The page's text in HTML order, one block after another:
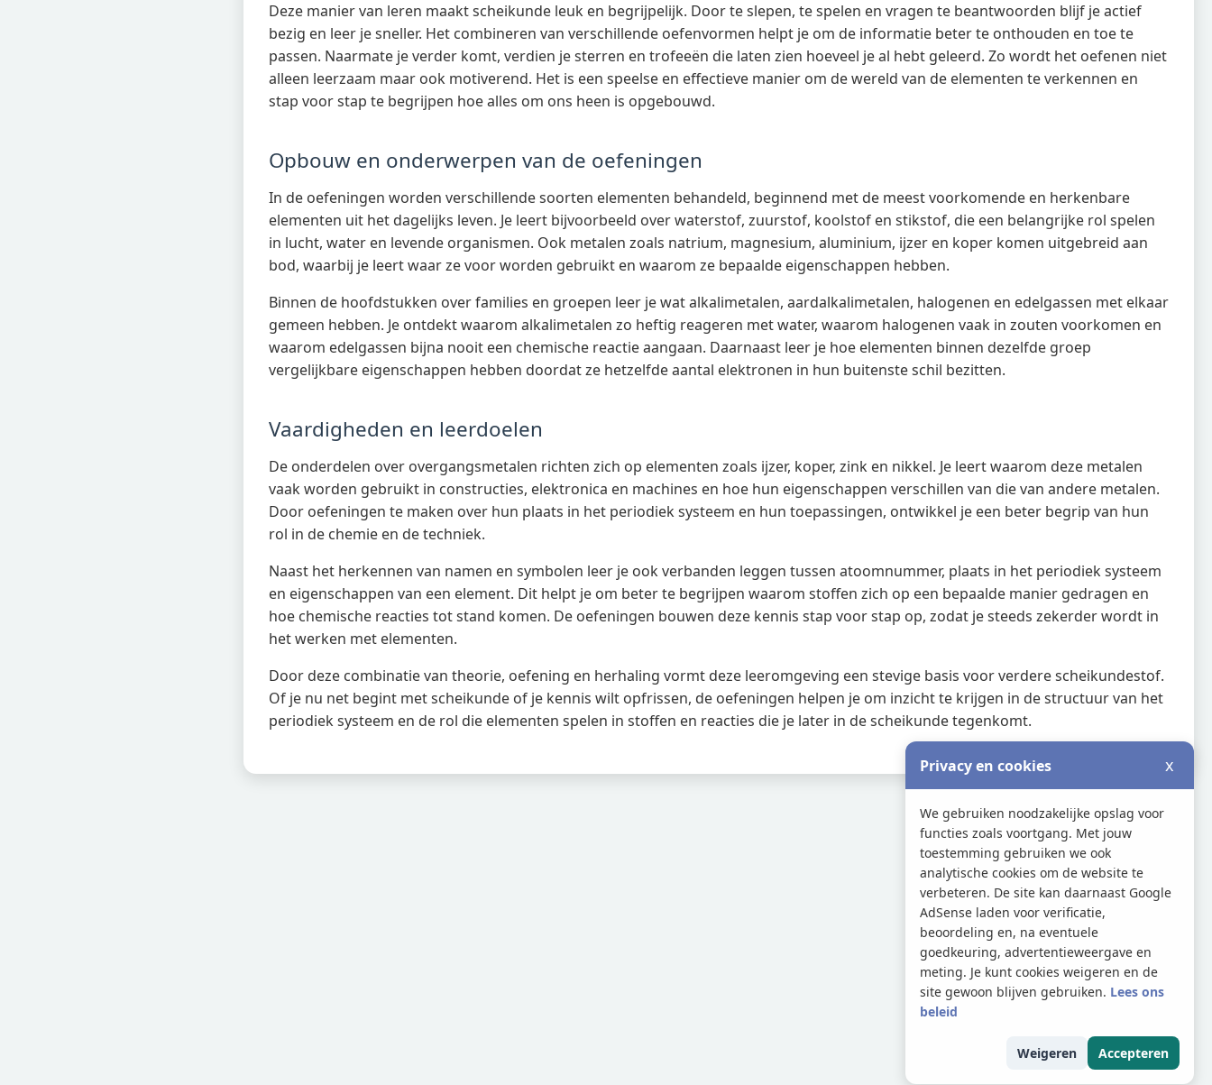
Deze manier van leren maakt scheikunde leuk en begrijpelijk. Door te slepen, te spelen en vragen te beantwoorden blijf je actief
bezig en leer je sneller. Het combineren van verschillende oefenvormen helpt je om de informatie beter te onthouden en toe te
passen. Naarmate je verder komt, verdien je sterren en trofeeën die laten zien hoeveel je al hebt geleerd. Zo wordt het oefenen niet
alleen leerzaam maar ook motiverend. Het is een speelse en effectieve manier om de wereld van de elementen te verkennen en
stap voor stap te begrijpen hoe alles om ons heen is opgebouwd.
Opbouw en onderwerpen van de oefeningen
In de oefeningen worden verschillende soorten elementen behandeld, beginnend met de meest voorkomende en herkenbare
elementen uit het dagelijks leven. Je leert bijvoorbeeld over waterstof, zuurstof, koolstof en stikstof, die een belangrijke rol spelen
in lucht, water en levende organismen. Ook metalen zoals natrium, magnesium, aluminium, ijzer en koper komen uitgebreid aan
bod, waarbij je leert waar ze voor worden gebruikt en waarom ze bepaalde eigenschappen hebben.
Binnen de hoofdstukken over families en groepen leer je wat alkalimetalen, aardalkalimetalen, halogenen en edelgassen met elkaar
gemeen hebben. Je ontdekt waarom alkalimetalen zo heftig reageren met water, waarom halogenen vaak in zouten voorkomen en
waarom edelgassen bijna nooit een chemische reactie aangaan. Daarnaast leer je hoe elementen binnen dezelfde groep
vergelijkbare eigenschappen hebben doordat ze hetzelfde aantal elektronen in hun buitenste schil bezitten.
Vaardigheden en leerdoelen
De onderdelen over overgangsmetalen richten zich op elementen zoals ijzer, koper, zink en nikkel. Je leert waarom deze metalen
vaak worden gebruikt in constructies, elektronica en machines en hoe hun eigenschappen verschillen van die van andere metalen.
Door oefeningen te maken over hun plaats in het periodiek systeem en hun toepassingen, ontwikkel je een beter begrip van hun
rol in de chemie en de techniek.
Naast het herkennen van namen en symbolen leer je ook verbanden leggen tussen atoomnummer, plaats in het periodiek systeem
en eigenschappen van een element. Dit helpt je om beter te begrijpen waarom stoffen zich op een bepaalde manier gedragen en
hoe chemische reacties tot stand komen. De oefeningen bouwen deze kennis stap voor stap op, zodat je steeds zekerder wordt in
het werken met elementen.
Door deze combinatie van theorie, oefening en herhaling vormt deze leeromgeving een stevige basis voor verdere scheikundestof.
Of je nu net begint met scheikunde of je kennis wilt opfrissen, de oefeningen helpen je om inzicht te krijgen in de structuur van het
periodiek systeem en de rol die elementen spelen in stoffen en reacties die je later in de scheikunde tegenkomt.
Privacy en cookies x
We gebruiken noodzakelijke opslag voor
functies zoals voortgang. Met jouw
toestemming gebruiken we ook
analytische cookies om de website te
verbeteren. De site kan daarnaast Google
AdSense laden voor verificatie,
beoordeling en, na eventuele
goedkeuring, advertentieweergave en
meting. Je kunt cookies weigeren en de
site gewoon blijven gebruiken. Lees ons
beleid
Weigeren Accepteren